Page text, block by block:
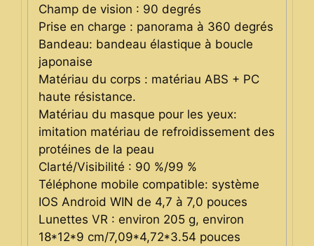
Champ de vision : 90 degrés
Prise en charge : panorama à 360 degrés
Bandeau: bandeau élastique à boucle
japonaise
Matériau du corps : matériau ABS + PC
haute résistance.
Matériau du masque pour les yeux:
imitation matériau de refroidissement des
protéines de la peau
Clarté/Visibilité : 90 %/99 %
Téléphone mobile compatible: système
IOS Android WIN de 4,7 à 7,0 pouces
Lunettes VR : environ 205 g, environ
18*12*9 cm/7,09*4,72*3.54 pouces